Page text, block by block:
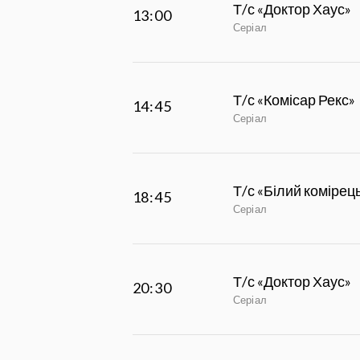
13:00 Т/с «Доктор Хаус»
Серіал
14:45 Т/с «Комісар Рекс»
Серіал
18:45 Т/с «Білий
Серіал
20:30 Т/с «Доктор Хаус»
Серіал